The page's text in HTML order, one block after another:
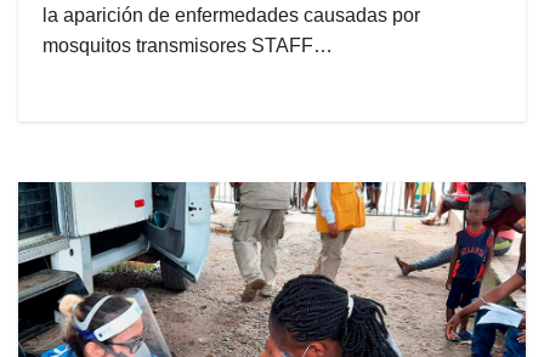
la aparición de enfermedades causadas por
mosquitos transmisores STAFF…